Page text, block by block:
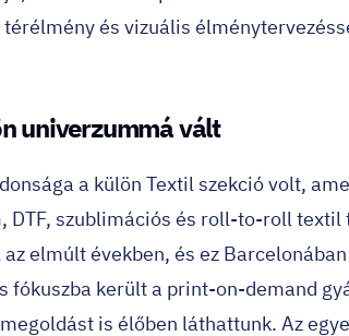
és vizuális
univerzummá vált
a külön Textil szekció volt,
DTF, szublimációs és roll-to-roll
elmúlt években, és ez
fókuszba került a print-on-demand
is élőben láthattunk. Az